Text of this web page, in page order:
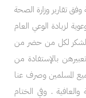
تقارير وزارة الصحة
لزيادة الوعي العام
الشكر لكل من حضر من
بالإستفادة من
المسلمين وصرف عنا
. وفي الختام